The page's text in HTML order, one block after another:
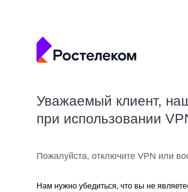
Уважаемый клиент,
при использовании
Пожалуйста, отключите VPN или
Нам нужно убедиться, что вы не